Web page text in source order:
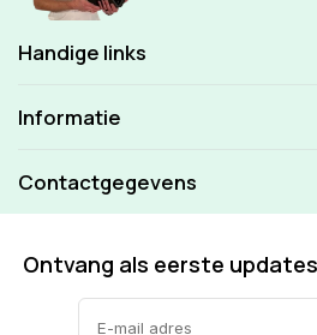
Handige links
Informatie
Contactgegevens
Ontvang als eerste